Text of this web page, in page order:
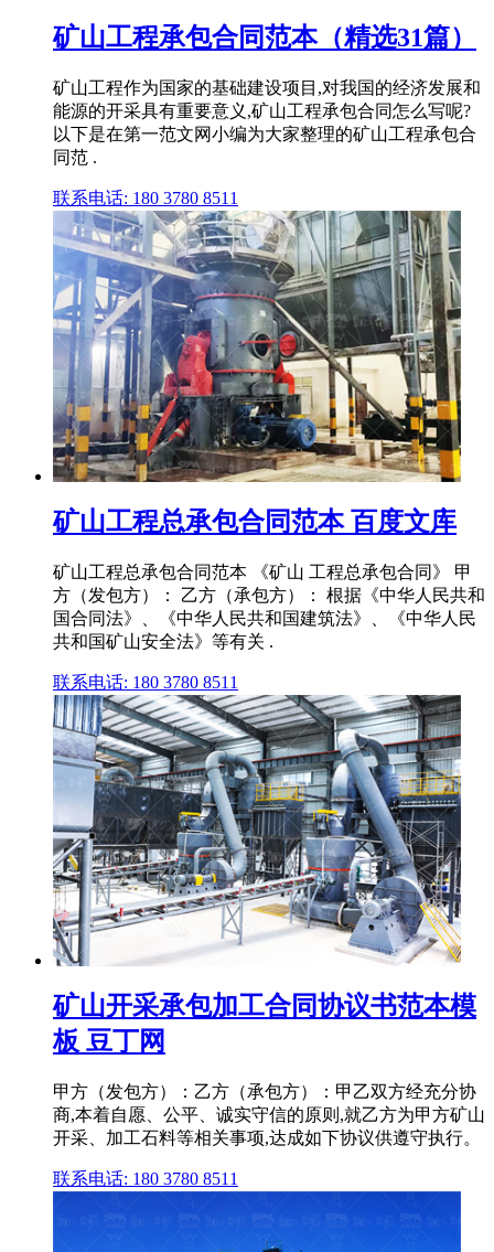
矿山工程承包合同范本（精选31篇）
矿山工程作为国家的基础建设项目,对我国的经济发展和
能源的开采具有重要意义,矿山工程承包合同怎么写呢?
以下是在第一范文网小编为大家整理的矿山工程承包合
同范 .
联系电话: 180 3780 8511
矿山工程总承包合同范本 百度文库
矿山工程总承包合同范本 《矿山 工程总承包合同》 甲
方（发包方）： 乙方（承包方）： 根据《中华人民共和
国合同法》、《中华人民共和国建筑法》、《中华人民
共和国矿山安全法》等有关 .
联系电话: 180 3780 8511
矿山开采承包加工合同协议书范本模
板 豆丁网
甲方（发包方）：乙方（承包方）：甲乙双方经充分协
商,本着自愿、公平、诚实守信的原则,就乙方为甲方矿山
开采、加工石料等相关事项,达成如下协议供遵守执行。
联系电话: 180 3780 8511